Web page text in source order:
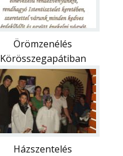
Örömzenélés
Körösszegapátiban
Házszentelés